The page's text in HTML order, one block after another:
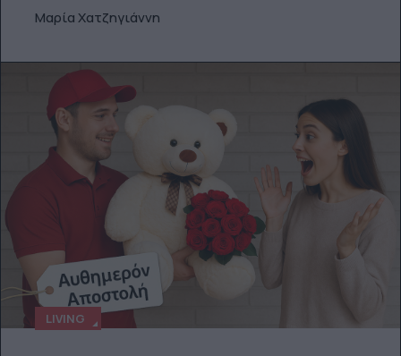
Μαρία Χατζηγιάννη
LIVING